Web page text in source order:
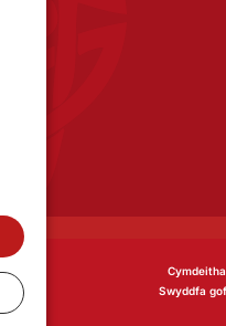
Swyddfa